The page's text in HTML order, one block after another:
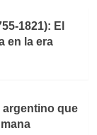
1821): El
en la era
argentino que